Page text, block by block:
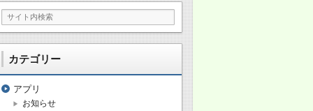
カテゴリー
アプリ
お知らせ